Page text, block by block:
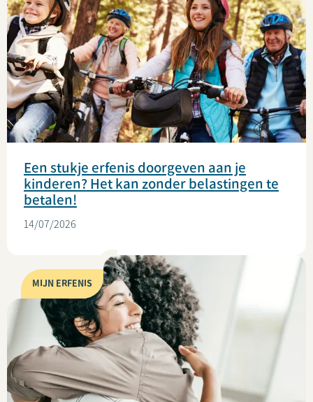
Een stukje erfenis doorgeven aan je
kinderen? Het kan zonder belastingen te
betalen!
14/07/2026
MIJN ERFENIS